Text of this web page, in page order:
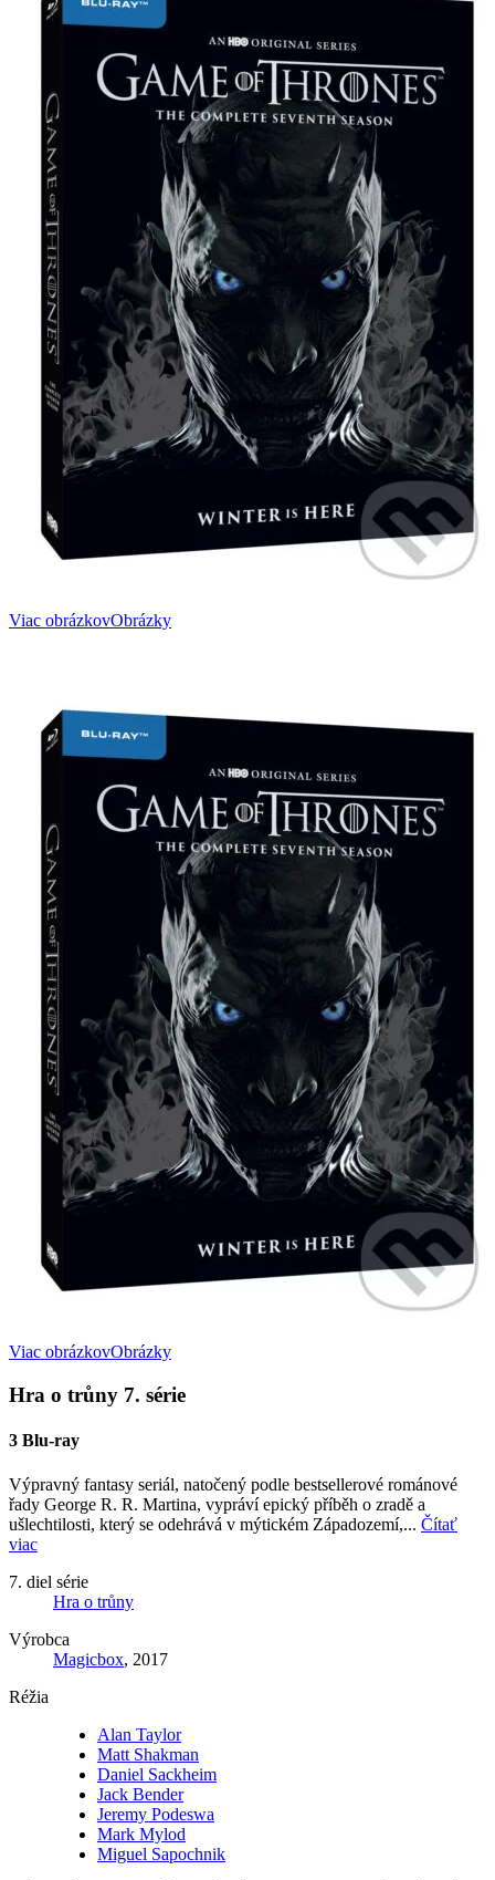
Viac obrázkovObrázky
Viac obrázkovObrázky
Hra o trůny 7. série
3 Blu-ray
Výpravný fantasy seriál, natočený podle bestsellerové románové
řady George R. R. Martina, vypráví epický příběh o zradě a
ušlechtilosti, který se odehrává v mýtickém Západozemí,... Čítať
viac
7. diel série
Hra o trůny
Výrobca
Magicbox, 2017
Réžia
Alan Taylor
Matt Shakman
Daniel Sackheim
Jack Bender
Jeremy Podeswa
Mark Mylod
Miguel Sapochnik